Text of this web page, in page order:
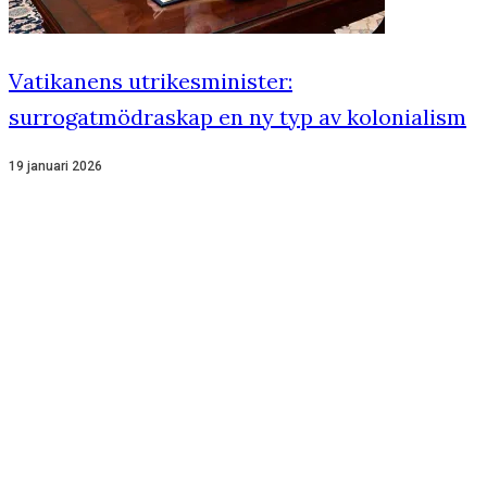
Vatikanens utrikesminister:
surrogatmödraskap en ny typ av kolonialism
19 januari 2026